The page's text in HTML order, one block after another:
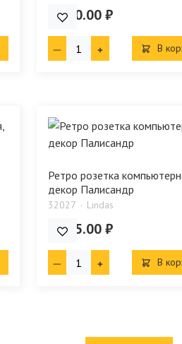
2 060.00 ₽
В
Ретро розетка
декор Палисандр
32027 Lindas
2 475.00 ₽
В